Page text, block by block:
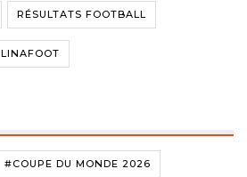
RÉSULTATS FOOTBALL
LINAFOOT
#COUPE DU MONDE 2026